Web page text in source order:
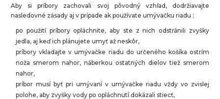
Aby si príbory zachovali svoj pôvodný vzhľad, dodržiavajte
nasledovné zásady aj v prípade ak používate umývačku riadu :
po použití príbory opláchnite, aby ste z nich odstránili zvyšky
jedla, aj keď ich plánujete umyť až neskôr,
príbory vkladajte v umývačke riadu do určeného košíka ostrím
noža smerom nahor, náberkou ostatných dielov tiež smerom
nahor,
príbor musí byť pri umývaní v umývačke riadu vždy vo zvislej
polohe, aby zvyšky vody po opláchnutí dokázali stiecť,